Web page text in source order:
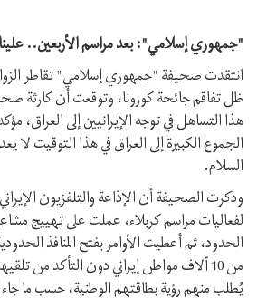
"جمهوري إسلامي": بعد مراسم الأربعين..
انتقدت صحيفة "جمهوري إسلامي" تقاطر الزوار
ظل تفاقم جائحة كورونا، وتوقعت أن كارثة
هذا التساهل في توجه الإيرانيين إلى العراق،
الجموع الكبيرة إلى العراق في هذا التوقيت لا
السلام.
وذكرت الصحيفة أن الإذاعة والتلفزيون
لفعاليات مراسم كربلاء، عملت على تهييج
الحدود، ثم أعطيت الأوامر بفتح المنافذ
من 10 آلاف مواطن إيراني دون التأكد من
يُطلب منهم رؤية بطاقتهم الوطنية، حسب ما